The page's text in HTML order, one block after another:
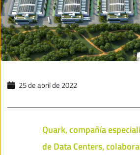
25 de abril de 2022
Quark, compañía
de Data Centers,